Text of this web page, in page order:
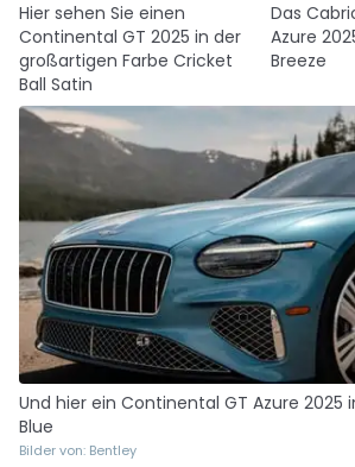
Hier sehen Sie einen
Continental GT 2025 in der
großartigen Farbe Cricket
Ball Satin
Das
Azure
Breeze
Und hier ein Continental GT Azure 2025
Blue
Bilder von: Bentley